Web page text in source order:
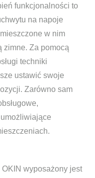
funkcjonalności to
na napoje
w nim
zimne. Za pomocą
techniki
ustawić swoje
Zarówno sam
wyposażony jest